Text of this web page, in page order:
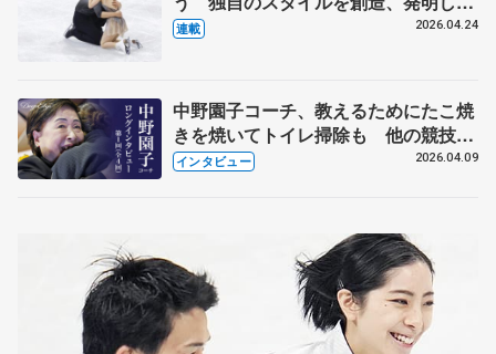
【引退発表後②】
連載 2026.04.24
中野園子コーチ、教えるためにたこ焼
きを焼いてトイレ掃除も 他の競技に
も通用するという坂本花織の筋肉
インタビュー 2026.04.09